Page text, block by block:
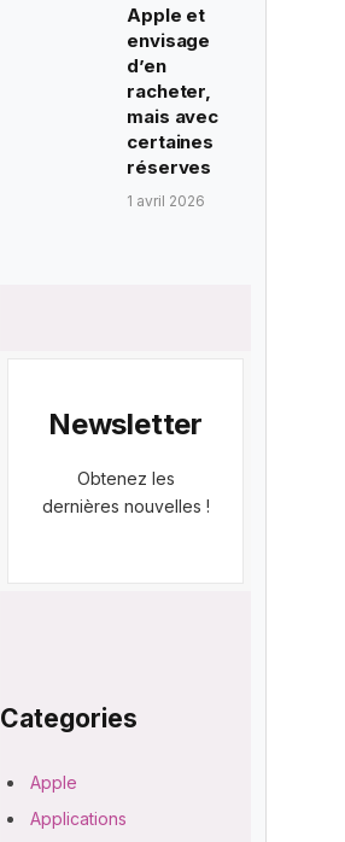
Apple et
envisage
d’en
racheter,
mais avec
certaines
réserves
1 avril 2026
Newsletter
Obtenez les
dernières nouvelles !
Categories
Apple
Applications